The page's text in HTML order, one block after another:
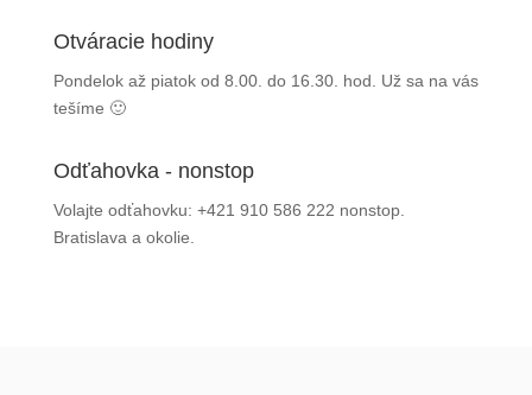
Otváracie hodiny
Pondelok až piatok od 8.00. do 16.30. hod. Už sa na vás
tešíme 🙂
Odťahovka - nonstop
Volajte odťahovku: +421 910 586 222 nonstop.
Bratislava a okolie.